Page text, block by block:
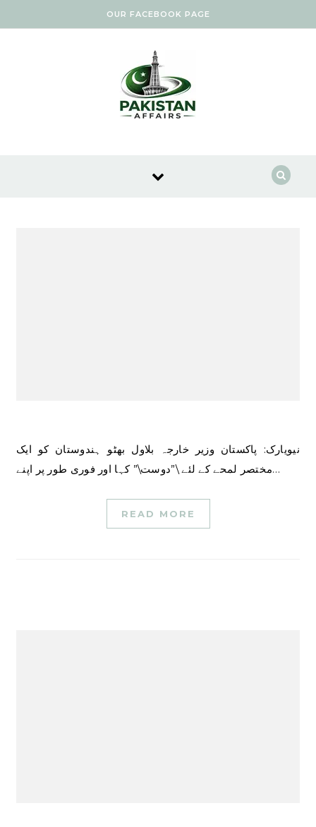
OUR FACEBOOK PAGE
نیویارک: پاکستان وزیر خارجہ بلاول بھٹو ہندوستان کو ایک
مختصر لمحے کے لئے \”دوست\” کہا اور فوری طور پر اپنے…
READ MORE